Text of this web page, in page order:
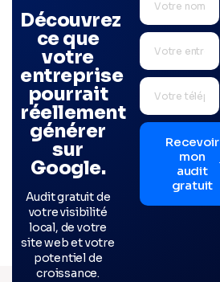
Découvrez
ce que
votre
entreprise
pourrait
réellement
générer
sur
Google.
Audit gratuit de
votre visibilité
local, de votre
site web et votre
potentiel de
croissance.
Recevoir
mon
audit
gratuit